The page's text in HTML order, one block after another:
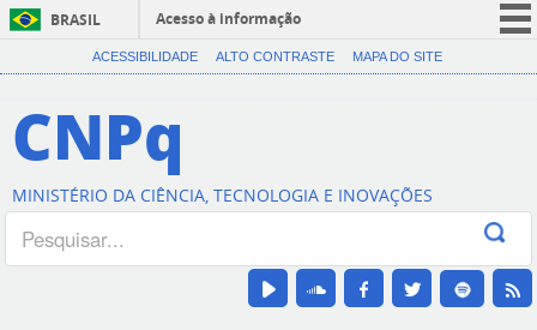
BRASIL
Acesso à informação
CORONAVÍRUS (COVID-19)
Canais
ACESSIBILIDADE ALTO CONTRASTE MAPA DO SITE
CNPq
MINISTÉRIO DA CIÊNCIA, TECNOLOGIA E INOVAÇÕES